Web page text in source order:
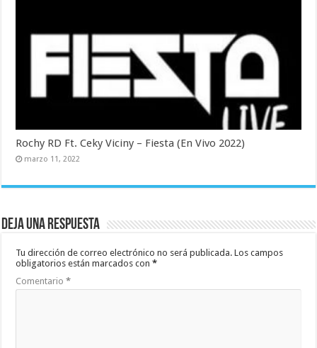
Rochy RD Ft. Ceky Viciny – Fiesta (En Vivo 2022)
marzo 11, 2022
Deja una respuesta
Tu dirección de correo electrónico no será publicada. Los campos
obligatorios están marcados con*
Comentario*